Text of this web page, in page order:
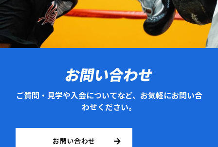
お問い合わせ
ご質問・見学や入会についてなど、お気軽にお問い合
わせください。
お問い合わせ